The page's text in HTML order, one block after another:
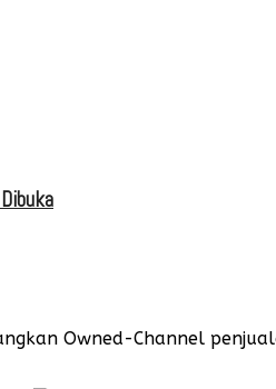
Owned-Channel